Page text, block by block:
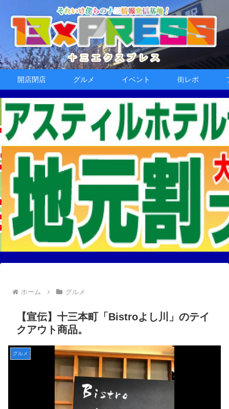
開店閉店 グルメ イベント 街レポ
ホーム グルメ
【宣伝】十三本町「Bistroよし川」のテイ
クアウト商品。
グルメ